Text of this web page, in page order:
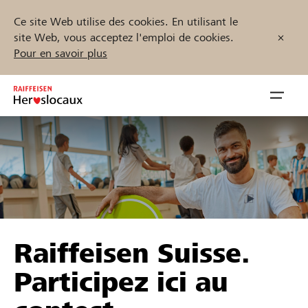
Ce site Web utilise des cookies. En utilisant le
site Web, vous acceptez l'emploi de cookies.
Pour en savoir plus
Inhalt
springen
öffnen
Parrainer
Soutien & assistance
Trouvez des projets et des organisations
Démarrez maintenant
Raiffeisen Suisse.
Participez ici au